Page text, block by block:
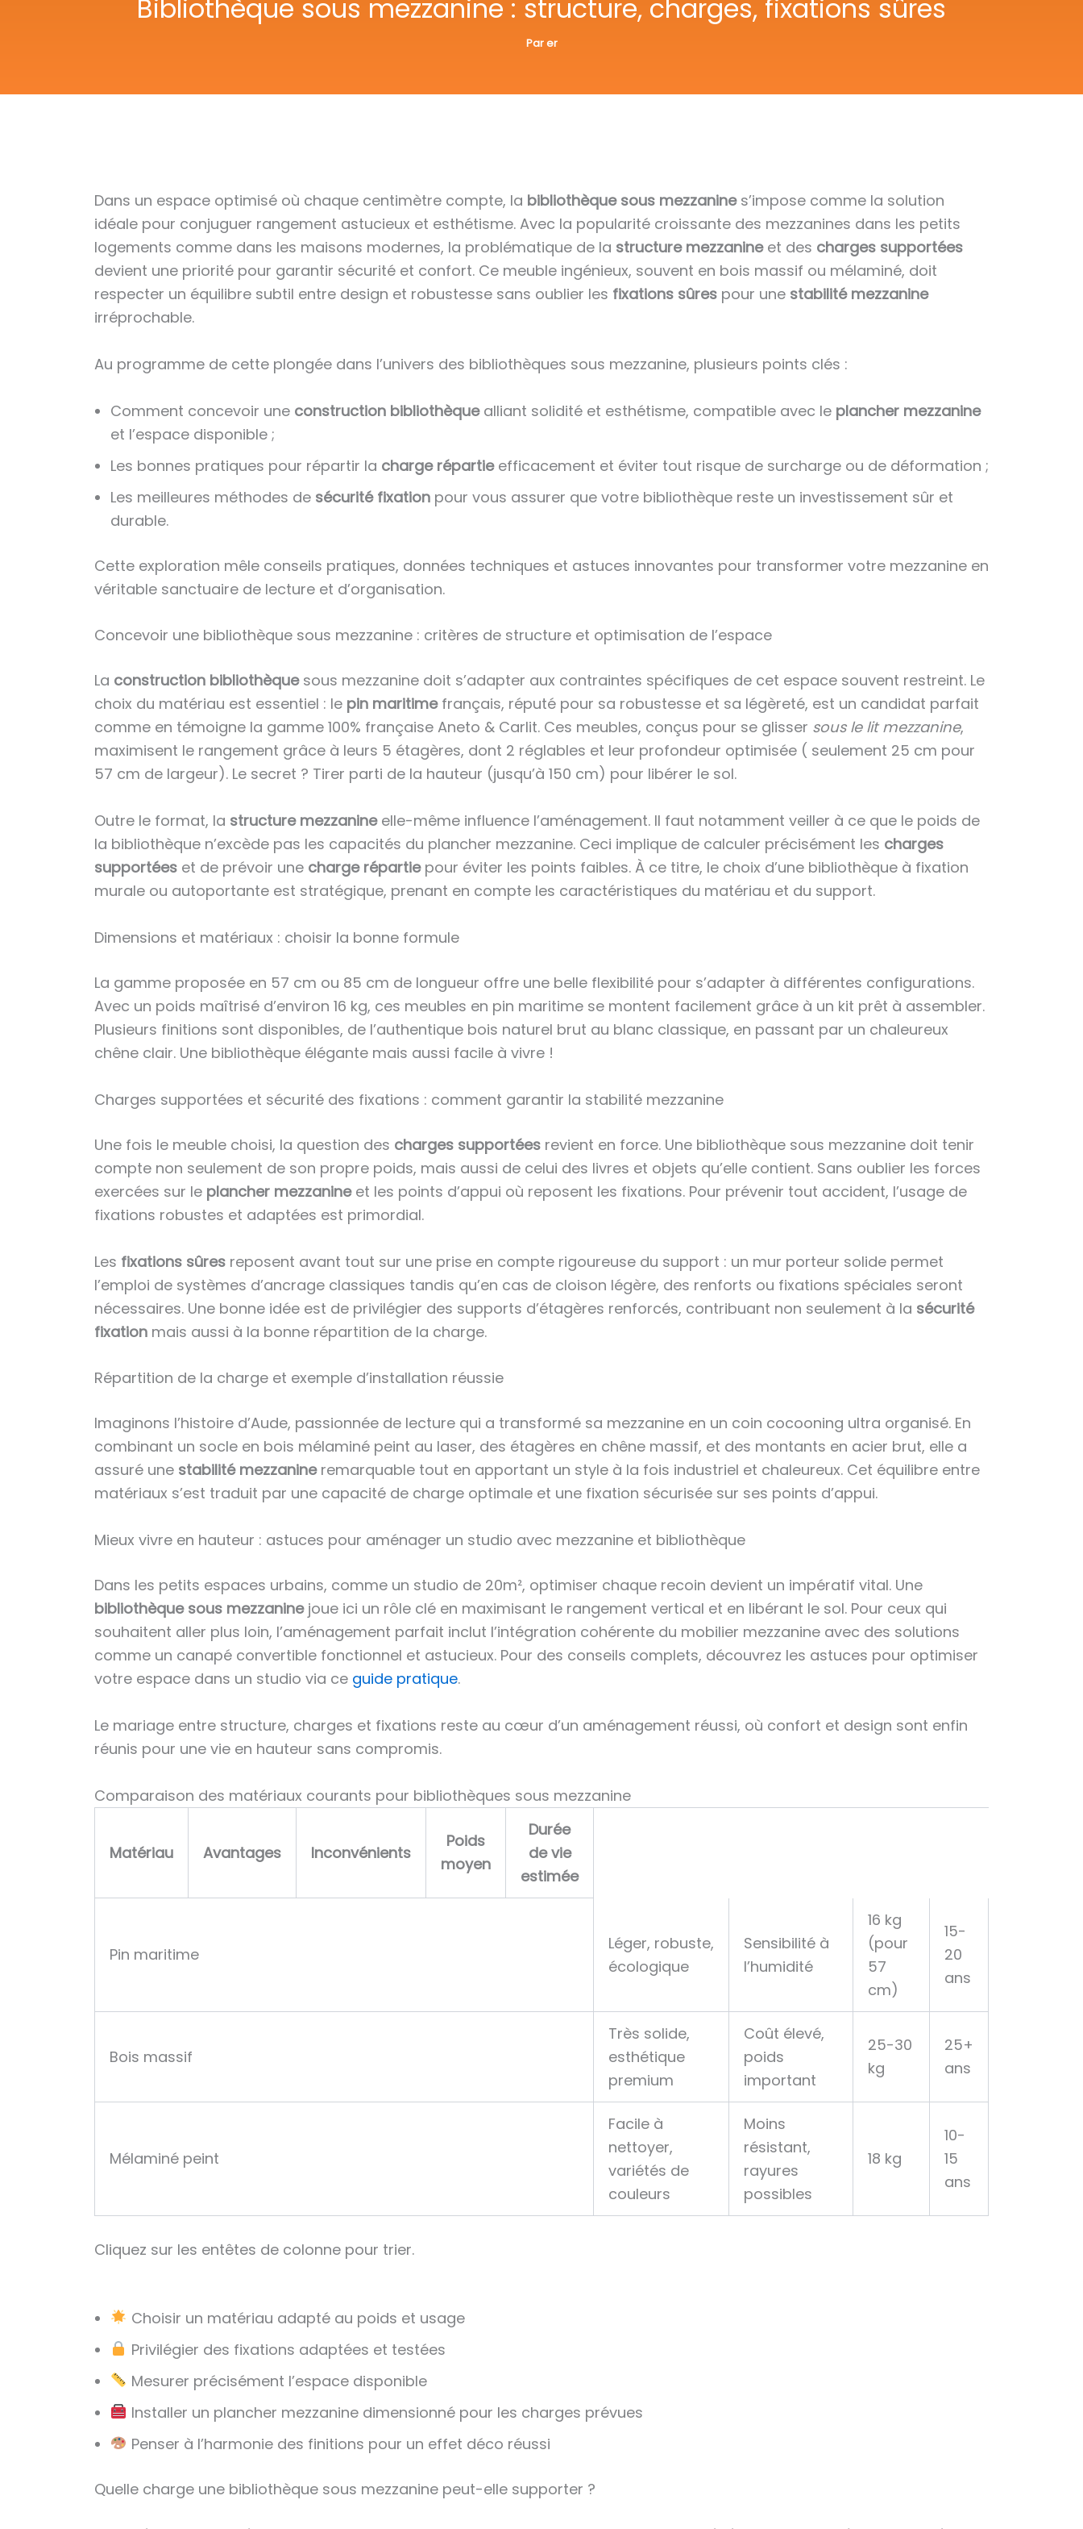
Bibliothèque sous mezzanine : structure, charges, fixations sûres
Parer
Dans un espace optimisé où chaque centimètre compte, la bibliothèque sous mezzanines’impose comme la solution
idéale pour conjuguer rangement astucieux et esthétisme. Avec la popularité croissante des mezzanines dans les petits
logements comme dans les maisons modernes, la problématique de la structure mezzanineet des charges supportées
devient une priorité pour garantir sécurité et confort. Ce meuble ingénieux, souvent en bois massif ou mélaminé, doit
respecter un équilibre subtil entre design et robustesse sans oublier les fixations sûres pour une stabilité mezzanine
irréprochable.
Au programme de cette plongée dans l’univers des bibliothèques sous mezzanine, plusieurs points clés :
Comment concevoir une construction bibliothèquealliant solidité et esthétisme, compatible avec le plancher mezzanine
et l’espace disponible ;
Les bonnes pratiques pour répartir la charge répartieefficacement et éviter tout risque de surcharge ou de déformation ;
Les meilleures méthodes de sécurité fixation pour vous assurer que votre bibliothèque reste un investissement sûr et
durable.
Cette exploration mêle conseils pratiques, données techniques et astuces innovantes pour transformer votre mezzanine en
véritable sanctuaire de lecture et d’organisation.
Concevoir une bibliothèque sous mezzanine : critères de structure et optimisation de l’espace
La construction bibliothèquesous mezzanine doit s’adapter aux contraintes spécifiques de cet espace souvent restreint. Le
choix du matériau est essentiel : le pin maritimefrançais, réputé pour sa robustesse et sa légèreté, est un candidat parfait
comme en témoigne la gamme 100% française Aneto & Carlit. Ces meubles, conçus pour se glisser sous le lit mezzanine,
maximisent le rangement grâce à leurs 5 étagères, dont 2 réglables et leur profondeur optimisée ( seulement 25 cm pour
57 cm de largeur). Le secret ? Tirer parti de la hauteur (jusqu’à 150 cm) pour libérer le sol.
Outre le format, la structure mezzanineelle-même influence l’aménagement. Il faut notamment veiller à ce que le poids de
la bibliothèque n’excède pas les capacités du plancher mezzanine. Ceci implique de calculer précisément les charges
supportées et de prévoir une charge répartiepour éviter les points faibles. À ce titre, le choix d’une bibliothèque à fixation
murale ou autoportante est stratégique, prenant en compte les caractéristiques du matériau et du support.
Dimensions et matériaux : choisir la bonne formule
La gamme proposée en 57 cm ou 85 cm de longueur offre une belle flexibilité pour s’adapter à différentes configurations.
Avec un poids maîtrisé d’environ 16 kg, ces meubles en pin maritime se montent facilement grâce à un kit prêt à assembler.
Plusieurs finitions sont disponibles, de l’authentique bois naturel brut au blanc classique, en passant par un chaleureux
chêne clair. Une bibliothèque élégante mais aussi facile à vivre !
Charges supportées et sécurité des fixations : comment garantir la stabilité mezzanine
Une fois le meuble choisi, la question des charges supportées revient en force. Une bibliothèque sous mezzanine doit tenir
compte non seulement de son propre poids, mais aussi de celui des livres et objets qu’elle contient. Sans oublier les forces
exercées sur le plancher mezzanineet les points d’appui où reposent les fixations. Pour prévenir tout accident, l’usage de
fixations robustes et adaptées est primordial.
Les fixations sûres reposent avant tout sur une prise en compte rigoureuse du support : un mur porteur solide permet
l’emploi de systèmes d’ancrage classiques tandis qu’en cas de cloison légère, des renforts ou fixations spéciales seront
nécessaires. Une bonne idée est de privilégier des supports d’étagères renforcés, contribuant non seulement à la sécurité
fixation mais aussi à la bonne répartition de la charge.
Répartition de la charge et exemple d’installation réussie
Imaginons l’histoire d’Aude, passionnée de lecture qui a transformé sa mezzanine en un coin cocooning ultra organisé. En
combinant un socle en bois mélaminé peint au laser, des étagères en chêne massif, et des montants en acier brut, elle a
assuré une stabilité mezzanineremarquable tout en apportant un style à la fois industriel et chaleureux. Cet équilibre entre
matériaux s’est traduit par une capacité de charge optimale et une fixation sécurisée sur ses points d’appui.
Mieux vivre en hauteur : astuces pour aménager un studio avec mezzanine et bibliothèque
Dans les petits espaces urbains, comme un studio de 20m², optimiser chaque recoin devient un impératif vital. Une
bibliothèque sous mezzaninejoue ici un rôle clé en maximisant le rangement vertical et en libérant le sol. Pour ceux qui
souhaitent aller plus loin, l’aménagement parfait inclut l’intégration cohérente du mobilier mezzanine avec des solutions
comme un canapé convertible fonctionnel et astucieux. Pour des conseils complets, découvrez les astuces pour optimiser
votre espace dans un studio via ce guide pratique.
Le mariage entre structure, charges et fixations reste au cœur d’un aménagement réussi, où confort et design sont enfin
réunis pour une vie en hauteur sans compromis.
Comparaison des matériaux courants pour bibliothèques sous mezzanine
r
d
e
é
r
u
c
Matériau Avantages Inconvénients
Poids
moyen
Durée
de vie
estimée
Pin maritime
Léger, robuste,
écologique
Sensibilité à
l’humidité
16 kg
(pour
57
cm)
15-
20
ans
Bois massif
Très solide,
esthétique
premium
Coût élevé,
poids
important
25-30
kg
25+
ans
Mélaminé peint
Facile à
nettoyer,
variétés de
couleurs
Moins
résistant,
rayures
possibles
18 kg
10-
15
ans
Cliquez sur les entêtes de colonne pour trier.
Choisir un matériau adapté au poids et usage
Privilégier des fixations adaptées et testées
Mesurer précisément l’espace disponible
Installer un plancher mezzanine dimensionné pour les charges prévues
Penser à l’harmonie des finitions pour un effet déco réussi
Quelle charge une bibliothèque sous mezzanine peut-elle supporter ?